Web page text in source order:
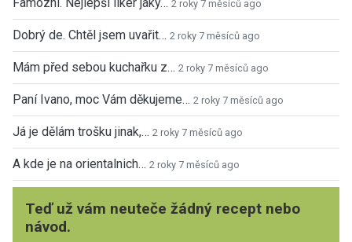
2 roky 7 měsíců ago
Dobrý de. Chtěl jsem uvařit… 2 roky 7 měsíců ago
Mám před sebou kuchařku z… 2 roky 7 měsíců ago
Paní Ivano, moc Vám děkujeme… 2 roky 7 měsíců ago
Já je dělám trošku jinak,… 2 roky 7 měsíců ago
A kde je na orientalnich… 2 roky 7 měsíců ago
Teď už vám neuteče žádný recept nebo
návod.